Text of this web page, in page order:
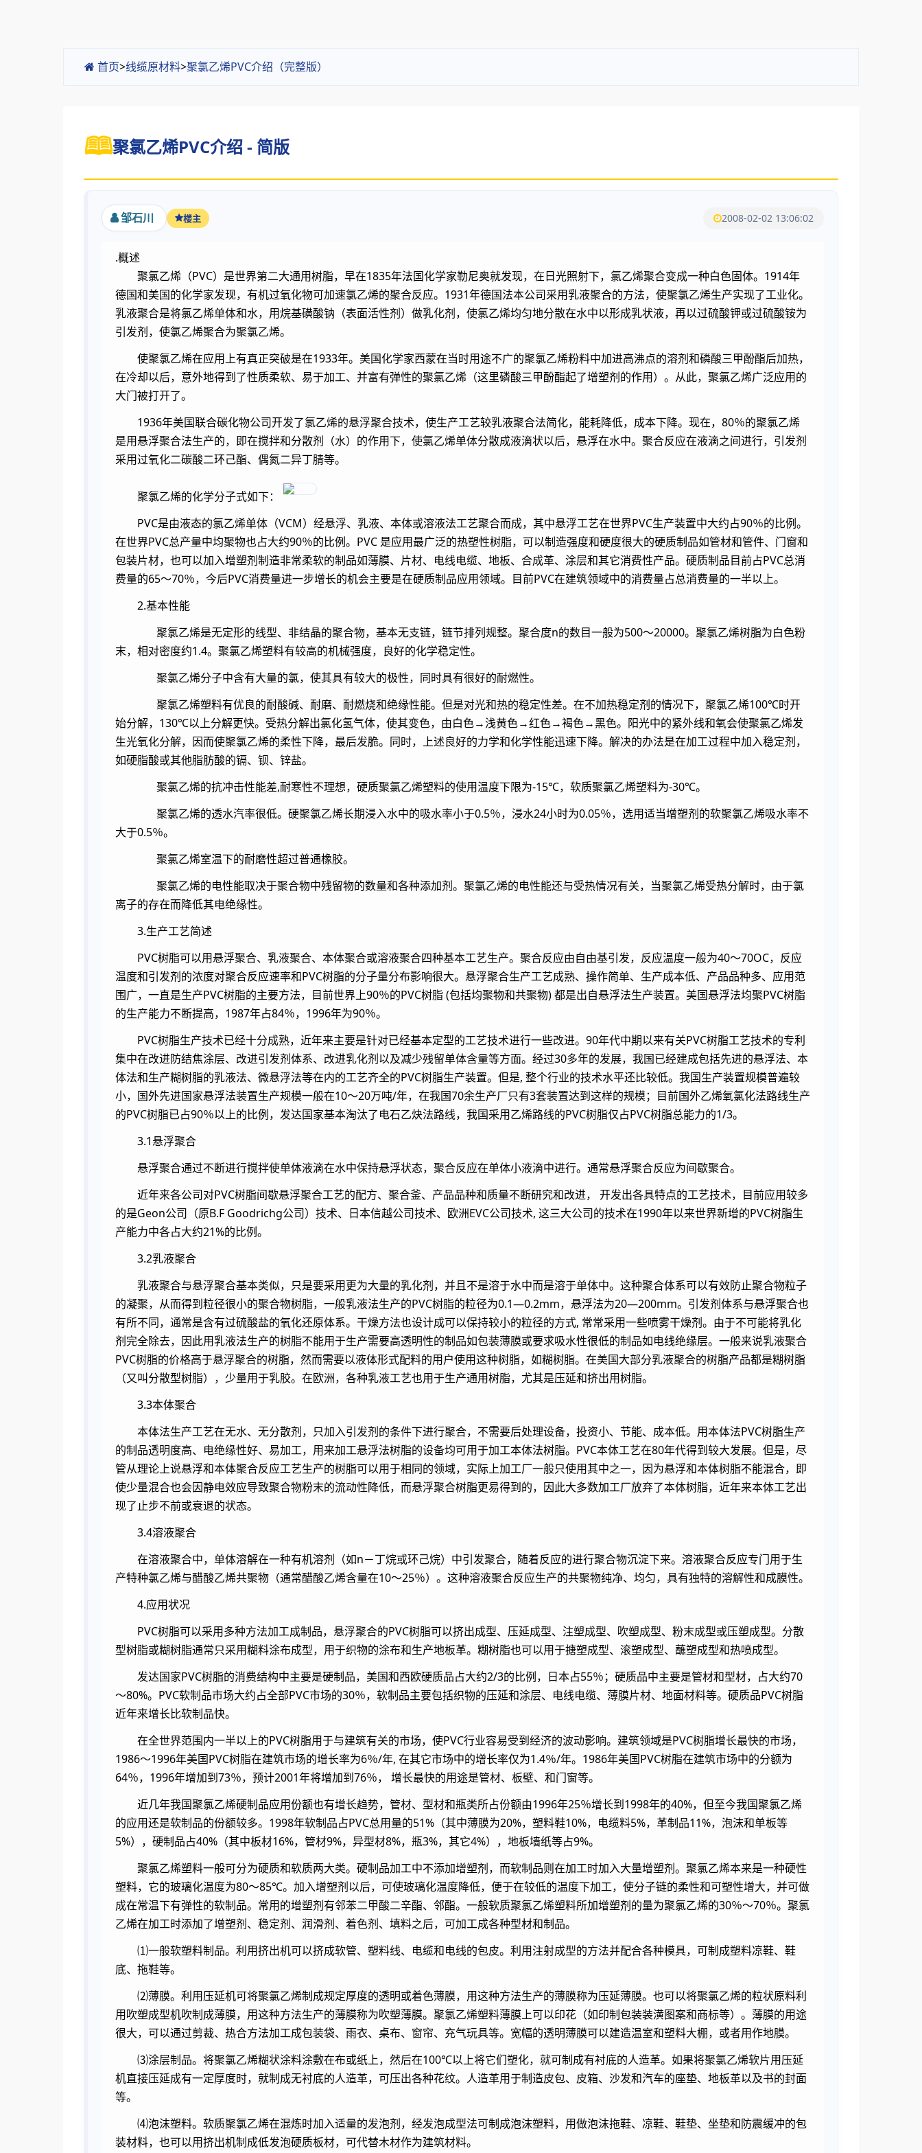
首页>线缆原材料>聚氯乙烯PVC介绍（完整版）
聚氯乙烯PVC介绍 - 简版
邹石川 楼主 2008-02-02 13:06:02
.概述
聚氯乙烯（PVC）是世界第二大通用树脂，早在1835年法国化学家勒尼奥就发现，在日光照射下，氯乙烯聚合变成一种白色固体。1914年
德国和美国的化学家发现，有机过氧化物可加速氯乙烯的聚合反应。1931年德国法本公司采用乳液聚合的方法，使聚氯乙烯生产实现了工业化。
乳液聚合是将氯乙烯单体和水，用烷基磺酸钠（表面活性剂）做乳化剂，使氯乙烯均匀地分散在水中以形成乳状液，再以过硫酸钾或过硫酸铵为
引发剂，使氯乙烯聚合为聚氯乙烯。
使聚氯乙烯在应用上有真正突破是在1933年。美国化学家西蒙在当时用途不广的聚氯乙烯粉料中加进高沸点的溶剂和磷酸三甲酚酯后加热，
在冷却以后，意外地得到了性质柔软、易于加工、并富有弹性的聚氯乙烯（这里磷酸三甲酚酯起了增塑剂的作用）。从此，聚氯乙烯广泛应用的
大门被打开了。
1936年美国联合碳化物公司开发了氯乙烯的悬浮聚合技术，使生产工艺较乳液聚合法简化，能耗降低，成本下降。现在，80％的聚氯乙烯
是用悬浮聚合法生产的，即在搅拌和分散剂（水）的作用下，使氯乙烯单体分散成液滴状以后，悬浮在水中。聚合反应在液滴之间进行，引发剂
采用过氧化二碳酸二环己酯、偶氮二异丁腈等。
聚氯乙烯的化学分子式如下：
PVC是由液态的氯乙烯单体（VCM）经悬浮、乳液、本体或溶液法工艺聚合而成，其中悬浮工艺在世界PVC生产装置中大约占90％的比例。
在世界PVC总产量中均聚物也占大约90％的比例。PVC 是应用最广泛的热塑性树脂，可以制造强度和硬度很大的硬质制品如管材和管件、门窗和
包装片材，也可以加入增塑剂制造非常柔软的制品如薄膜、片材、电线电缆、地板、合成革、涂层和其它消费性产品。硬质制品目前占PVC总消
费量的65～70％，今后PVC消费量进一步增长的机会主要是在硬质制品应用领域。目前PVC在建筑领域中的消费量占总消费量的一半以上。
2.基本性能
聚氯乙烯是无定形的线型、非结晶的聚合物，基本无支链，链节排列规整。聚合度n的数目一般为500～20000。聚氯乙烯树脂为白色粉
末，相对密度约1.4。聚氯乙烯塑料有较高的机械强度，良好的化学稳定性。
聚氯乙烯分子中含有大量的氯，使其具有较大的极性，同时具有很好的耐燃性。
聚氯乙烯塑料有优良的耐酸碱、耐磨、耐燃烧和绝缘性能。但是对光和热的稳定性差。在不加热稳定剂的情况下，聚氯乙烯100℃时开
始分解，130℃以上分解更快。受热分解出氯化氢气体，使其变色，由白色→浅黄色→红色→褐色→黑色。阳光中的紧外线和氧会使聚氯乙烯发
生光氧化分解，因而使聚氯乙烯的柔性下降，最后发脆。同时，上述良好的力学和化学性能迅速下降。解决的办法是在加工过程中加入稳定剂，
如硬脂酸或其他脂肪酸的镉、钡、锌盐。
聚氯乙烯的抗冲击性能差,耐寒性不理想，硬质聚氯乙烯塑料的使用温度下限为-15℃，软质聚氯乙烯塑料为-30℃。
聚氯乙烯的透水汽率很低。硬聚氯乙烯长期浸入水中的吸水率小于0.5％，浸水24小时为0.05％，选用适当增塑剂的软聚氯乙烯吸水率不
大于0.5％。
聚氯乙烯室温下的耐磨性超过普通橡胶。
聚氯乙烯的电性能取决于聚合物中残留物的数量和各种添加剂。聚氯乙烯的电性能还与受热情况有关，当聚氯乙烯受热分解时，由于氯
离子的存在而降低其电绝缘性。
3.生产工艺简述
PVC树脂可以用悬浮聚合、乳液聚合、本体聚合或溶液聚合四种基本工艺生产。聚合反应由自由基引发，反应温度一般为40～70OC，反应
温度和引发剂的浓度对聚合反应速率和PVC树脂的分子量分布影响很大。悬浮聚合生产工艺成熟、操作简单、生产成本低、产品品种多、应用范
围广，一直是生产PVC树脂的主要方法，目前世界上90％的PVC树脂 (包括均聚物和共聚物) 都是出自悬浮法生产装置。美国悬浮法均聚PVC树脂
的生产能力不断提高，1987年占84％，1996年为90％。
PVC树脂生产技术已经十分成熟，近年来主要是针对已经基本定型的工艺技术进行一些改进。90年代中期以来有关PVC树脂工艺技术的专利
集中在改进防结焦涂层、改进引发剂体系、改进乳化剂以及减少残留单体含量等方面。经过30多年的发展，我国已经建成包括先进的悬浮法、本
体法和生产糊树脂的乳液法、微悬浮法等在内的工艺齐全的PVC树脂生产装置。但是, 整个行业的技术水平还比较低。我国生产装置规模普遍较
小，国外先进国家悬浮法装置生产规模一般在10～20万吨/年，在我国70余生产厂只有3套装置达到这样的规模；目前国外乙烯氧氯化法路线生产
的PVC树脂已占90％以上的比例，发达国家基本淘汰了电石乙炔法路线，我国采用乙烯路线的PVC树脂仅占PVC树脂总能力的1/3。
3.1悬浮聚合
悬浮聚合通过不断进行搅拌使单体液滴在水中保持悬浮状态，聚合反应在单体小液滴中进行。通常悬浮聚合反应为间歇聚合。
近年来各公司对PVC树脂间歇悬浮聚合工艺的配方、聚合釜、产品品种和质量不断研究和改进， 开发出各具特点的工艺技术，目前应用较多
的是Geon公司（原B.F Goodrichg公司）技术、日本信越公司技术、欧洲EVC公司技术, 这三大公司的技术在1990年以来世界新增的PVC树脂生
产能力中各占大约21%的比例。
3.2乳液聚合
乳液聚合与悬浮聚合基本类似，只是要采用更为大量的乳化剂，并且不是溶于水中而是溶于单体中。这种聚合体系可以有效防止聚合物粒子
的凝聚，从而得到粒径很小的聚合物树脂，一般乳液法生产的PVC树脂的粒径为0.1—0.2mm，悬浮法为20―200mm。引发剂体系与悬浮聚合也
有所不同，通常是含有过硫酸盐的氧化还原体系。干燥方法也设计成可以保持较小的粒径的方式, 常常采用一些喷雾干燥剂。由于不可能将乳化
剂完全除去，因此用乳液法生产的树脂不能用于生产需要高透明性的制品如包装薄膜或要求吸水性很低的制品如电线绝缘层。一般来说乳液聚合
PVC树脂的价格高于悬浮聚合的树脂，然而需要以液体形式配料的用户使用这种树脂，如糊树脂。在美国大部分乳液聚合的树脂产品都是糊树脂
（又叫分散型树脂），少量用于乳胶。在欧洲，各种乳液工艺也用于生产通用树脂，尤其是压延和挤出用树脂。
3.3本体聚合
本体法生产工艺在无水、无分散剂，只加入引发剂的条件下进行聚合，不需要后处理设备，投资小、节能、成本低。用本体法PVC树脂生产
的制品透明度高、电绝缘性好、易加工，用来加工悬浮法树脂的设备均可用于加工本体法树脂。PVC本体工艺在80年代得到较大发展。但是，尽
管从理论上说悬浮和本体聚合反应工艺生产的树脂可以用于相同的领域，实际上加工厂一般只使用其中之一，因为悬浮和本体树脂不能混合，即
使少量混合也会因静电效应导致聚合物粉末的流动性降低，而悬浮聚合树脂更易得到的，因此大多数加工厂放弃了本体树脂，近年来本体工艺出
现了止步不前或衰退的状态。
3.4溶液聚合
在溶液聚合中，单体溶解在一种有机溶剂（如n－丁烷或环己烷）中引发聚合，随着反应的进行聚合物沉淀下来。溶液聚合反应专门用于生
产特种氯乙烯与醋酸乙烯共聚物（通常醋酸乙烯含量在10～25％）。这种溶液聚合反应生产的共聚物纯净、均匀，具有独特的溶解性和成膜性。
4.应用状况
PVC树脂可以采用多种方法加工成制品，悬浮聚合的PVC树脂可以挤出成型、压延成型、注塑成型、吹塑成型、粉末成型或压塑成型。分散
型树脂或糊树脂通常只采用糊料涂布成型，用于织物的涂布和生产地板革。糊树脂也可以用于搪塑成型、滚塑成型、蘸塑成型和热喷成型。
发达国家PVC树脂的消费结构中主要是硬制品，美国和西欧硬质品占大约2/3的比例，日本占55％；硬质品中主要是管材和型材，占大约70
～80%。PVC软制品市场大约占全部PVC市场的30％，软制品主要包括织物的压延和涂层、电线电缆、薄膜片材、地面材料等。硬质品PVC树脂
近年来增长比软制品快。
在全世界范围内一半以上的PVC树脂用于与建筑有关的市场，使PVC行业容易受到经济的波动影响。建筑领域是PVC树脂增长最快的市场，
1986～1996年美国PVC树脂在建筑市场的增长率为6％/年, 在其它市场中的增长率仅为1.4％/年。1986年美国PVC树脂在建筑市场中的分额为
64％，1996年增加到73％，预计2001年将增加到76％， 增长最快的用途是管材、板壁、和门窗等。
近几年我国聚氯乙烯硬制品应用份额也有增长趋势，管材、型材和瓶类所占份额由1996年25％增长到1998年的40%，但至今我国聚氯乙烯
的应用还是软制品的份额较多。1998年软制品占PVC总用量的51%（其中薄膜为20%，塑料鞋10%，电缆料5%，革制品11%，泡沫和单板等
5%），硬制品占40%（其中板材16%，管材9%，异型材8%，瓶3%，其它4%），地板墙纸等占9%。
聚氯乙烯塑料一般可分为硬质和软质两大类。硬制品加工中不添加增塑剂，而软制品则在加工时加入大量增塑剂。聚氯乙烯本来是一种硬性
塑料，它的玻璃化温度为80～85℃。加入增塑剂以后，可使玻璃化温度降低，便于在较低的温度下加工，使分子链的柔性和可塑性增大，并可做
成在常温下有弹性的软制品。常用的增塑剂有邻苯二甲酸二辛酯、邻酯。一般软质聚氯乙烯塑料所加增塑剂的量为聚氯乙烯的30％～70％。聚氯
乙烯在加工时添加了增塑剂、稳定剂、润滑剂、着色剂、填料之后，可加工成各种型材和制品。
⑴一般软塑料制品。利用挤出机可以挤成软管、塑料线、电缆和电线的包皮。利用注射成型的方法并配合各种模具，可制成塑料凉鞋、鞋
底、拖鞋等。
⑵薄膜。利用压延机可将聚氯乙烯制成规定厚度的透明或着色薄膜，用这种方法生产的薄膜称为压延薄膜。也可以将聚氯乙烯的粒状原料利
用吹塑成型机吹制成薄膜，用这种方法生产的薄膜称为吹塑薄膜。聚氯乙烯塑料薄膜上可以印花（如印制包装装潢图案和商标等）。薄膜的用途
很大，可以通过剪裁、热合方法加工成包装袋、雨衣、桌布、窗帘、充气玩具等。宽幅的透明薄膜可以建造温室和塑料大棚，或者用作地膜。
⑶涂层制品。将聚氯乙烯糊状涂料涂敷在布或纸上，然后在100℃以上将它们塑化，就可制成有衬底的人造革。如果将聚氯乙烯软片用压延
机直接压延成有一定厚度时，就制成无衬底的人造革，可压出各种花纹。人造革用于制造皮包、皮箱、沙发和汽车的座垫、地板革以及书的封面
等。
⑷泡沫塑料。软质聚氯乙烯在混炼时加入适量的发泡剂，经发泡成型法可制成泡沫塑料，用做泡沫拖鞋、凉鞋、鞋垫、坐垫和防震缓冲的包
装材料，也可以用挤出机制成低发泡硬质板材，可代替木材作为建筑材料。